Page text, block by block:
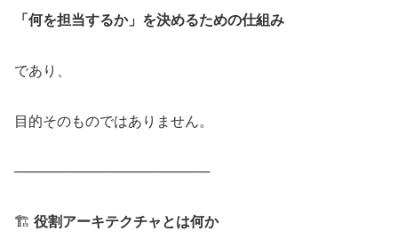
「何を担当するか」を決めるための仕組み
であり、
目的そのものではありません。
────────────────────
🏗️ 役割アーキテクチャとは何か